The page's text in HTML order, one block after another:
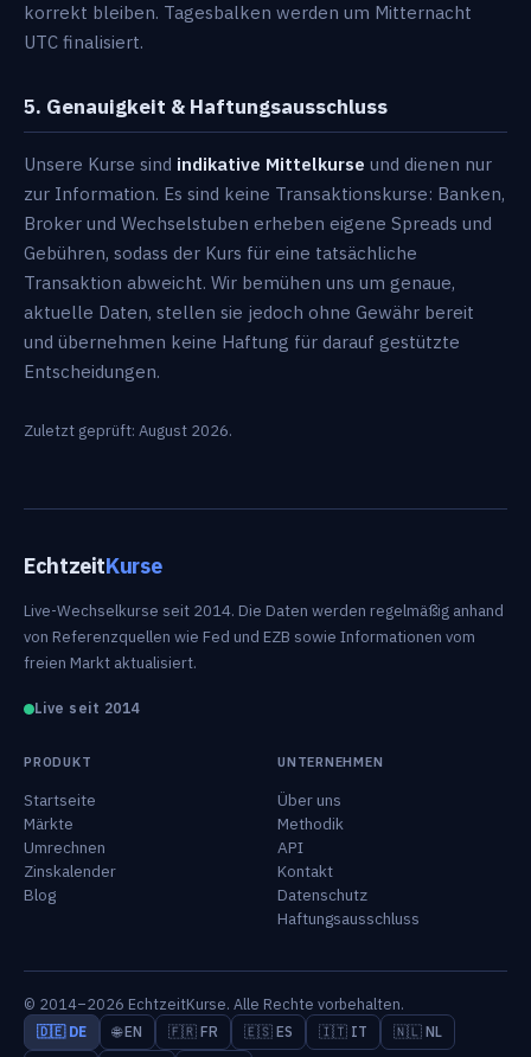
korrekt bleiben. Tagesbalken werden um Mitternacht
UTC finalisiert.
5. Genauigkeit & Haftungsausschluss
Unsere Kurse sind indikative Mittelkurse und dienen nur
zur Information. Es sind keine Transaktionskurse: Banken,
Broker und Wechselstuben erheben eigene Spreads und
Gebühren, sodass der Kurs für eine tatsächliche
Transaktion abweicht. Wir bemühen uns um genaue,
aktuelle Daten, stellen sie jedoch ohne Gewähr bereit
und übernehmen keine Haftung für darauf gestützte
Entscheidungen.
Zuletzt geprüft: August 2026.
EchtzeitKurse
Live-Wechselkurse seit 2014. Die Daten werden regelmäßig anhand
von Referenzquellen wie Fed und EZB sowie Informationen vom
freien Markt aktualisiert.
Live seit 2014
PRODUKT
Startseite
Märkte
Umrechnen
Zinskalender
Blog
UNTERNEHMEN
Über uns
Methodik
API
Kontakt
Datenschutz
Haftungsausschluss
© 2014–2026 EchtzeitKurse. Alle Rechte vorbehalten.
🇩🇪 DE 🌐 EN 🇫🇷 FR 🇪🇸 ES 🇮🇹 IT 🇳🇱 NL